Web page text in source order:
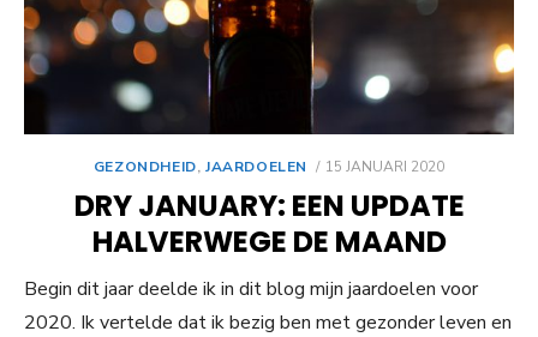
GEZONDHEID,JAARDOELEN
GEPLAATST
15 JANUARI 2020
DRY JANUARY: EEN UPDATE
HALVERWEGE DE MAAND
Begin dit jaar deelde ik in dit blog mijn jaardoelen voor
2020. Ik vertelde dat ik bezig ben met gezonder leven en